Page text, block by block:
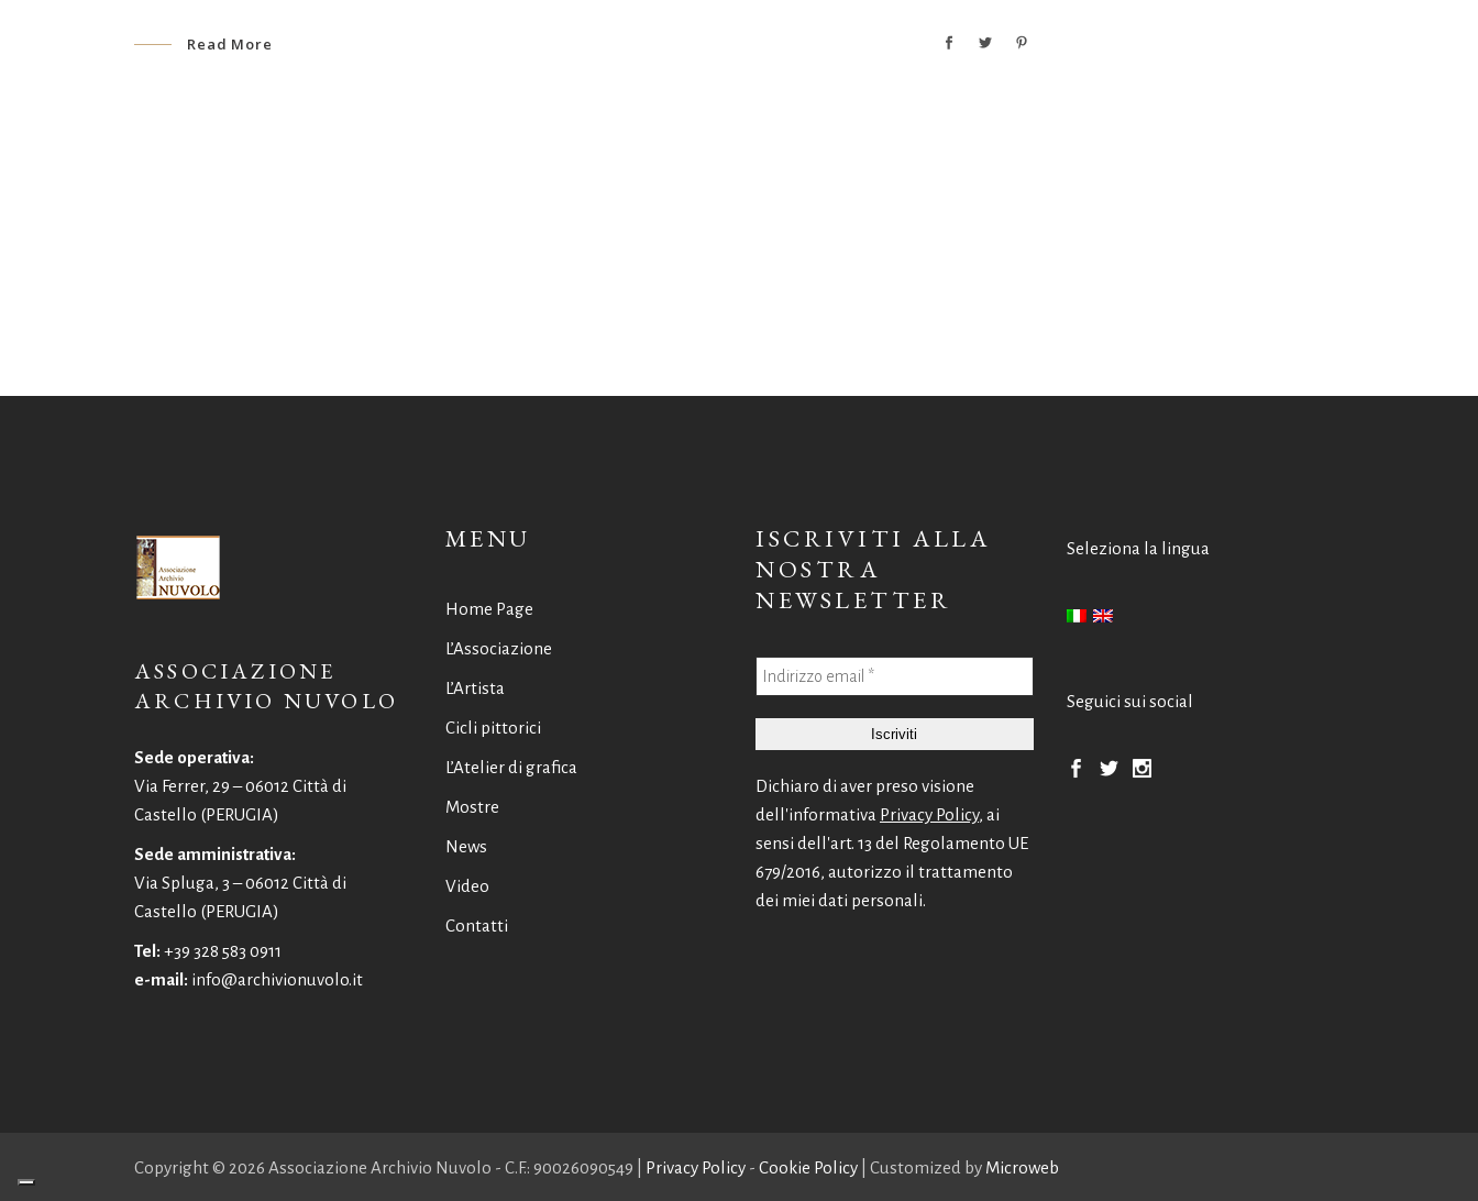
Read More
ASSOCIAZIONE
ARCHIVIO NUVOLO
Sede operativa:
Via Ferrer, 29 – 06012 Città di
Castello (PERUGIA)
Sede amministrativa:
Via Spluga, 3 – 06012 Città di
Castello (PERUGIA)
Tel: +39 328 583 0911
e-mail: info@archivionuvolo.it
MENU
Home Page
L’Associazione
L’Artista
Cicli pittorici
L’Atelier di grafica
Mostre
News
Video
Contatti
ISCRIVITI ALLA
NOSTRA
NEWSLETTER
Dichiaro di aver preso visione
dell'informativa Privacy Policy, ai
sensi dell'art. 13 del Regolamento UE
679/2016, autorizzo il trattamento
dei miei dati personali.
Seleziona la lingua
Seguici sui social
Copyright © 2026 Associazione Archivio Nuvolo - C.F.: 90026090549 | Privacy Policy - Cookie Policy | Customized by Microweb